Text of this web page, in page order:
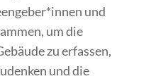
und
um die
zu erfassen,
und die